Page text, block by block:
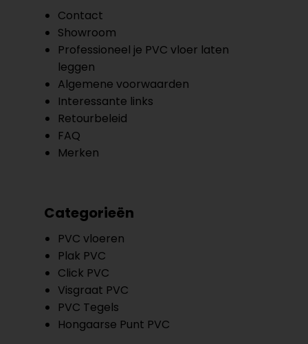
Contact
Showroom
Professioneel je PVC vloer laten
leggen
Algemene voorwaarden
Interessante links
Retourbeleid
FAQ
Merken
Categorieën
PVC vloeren
Plak PVC
Click PVC
Visgraat PVC
PVC Tegels
Hongaarse Punt PVC